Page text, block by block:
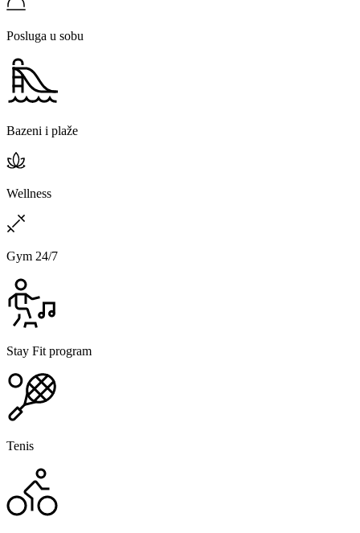
Posluga u sobu
Bazeni i plaže
Wellness
Gym 24/7
Stay Fit program
Tenis